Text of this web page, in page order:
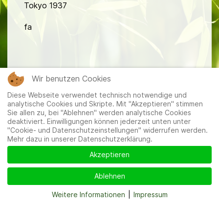
Tokyo 1937
fa
Mitglieder|Impressum| Datenschutzerklärung|Cookie-
und Datenschutzeinstellungen
Wir benutzen Cookies
Diese Webseite verwendet technisch notwendige und
analytische Cookies und Skripte. Mit "Akzeptieren" stimmen
Sie allen zu, bei "Ablehnen" werden analytische Cookies
deaktiviert. Einwilligungen können jederzeit unten unter
"Cookie- und Datenschutzeinstellungen" widerrufen werden.
Mehr dazu in unserer Datenschutzerklärung.
Akzeptieren
Ablehnen
Weitere Informationen Impressum